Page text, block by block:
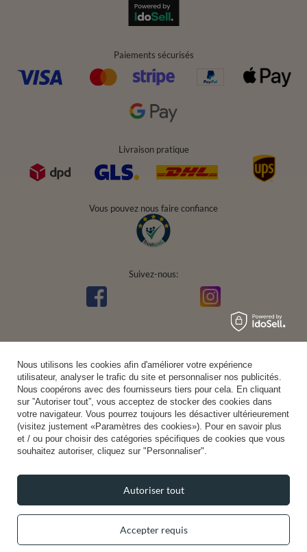
Paiements sécurisés
Livraison pratique
Vous pouvez nous faire confiance
Suivez-nous:
Nous utilisons les cookies afin d'améliorer votre expérience
utilisateur, analyser le trafic du site et personnaliser nos publicités.
Nous coopérons avec des fournisseurs tiers pour cela. En cliquant
sur ”Autoriser tout”, vous acceptez de stocker des cookies dans
votre navigateur. Vous pourrez toujours les désactiver ultérieurement
(visitez justement «Paramètres des cookies»). Pour en savoir plus
et / ou pour choisir des catégories spécifiques de cookies que vous
souhaitez autoriser, cliquez sur "Personnaliser".
Accepter requis
Autoriser tout